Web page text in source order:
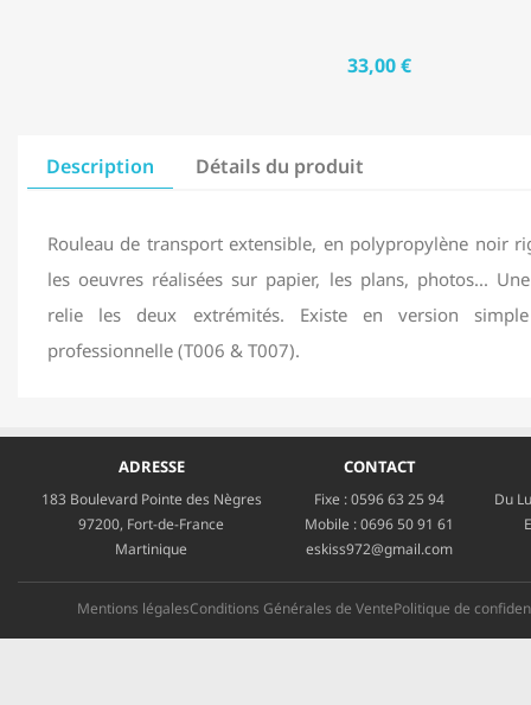
33,00 €
Description Détails du produit
Rouleau de transport extensible, en polypropylène noir
les oeuvres réalisées sur papier, les plans, photos...
relie les deux extrémités. Existe en version
professionnelle (T006 & T007).
ADRESSE
183 Boulevard Pointe des Nègres
97200, Fort-de-France
Martinique
CONTACT
Fixe :0596 63 25 94
Mobile :0696 50 91 61
eskiss972@gmail.com
Du
Mentions légalesConditions Générales de VentePolitique de